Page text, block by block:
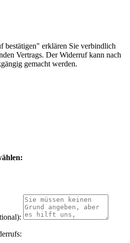
erklären Sie verbindlich
Vertrags. Der Widerruf kann nach
gemacht werden.